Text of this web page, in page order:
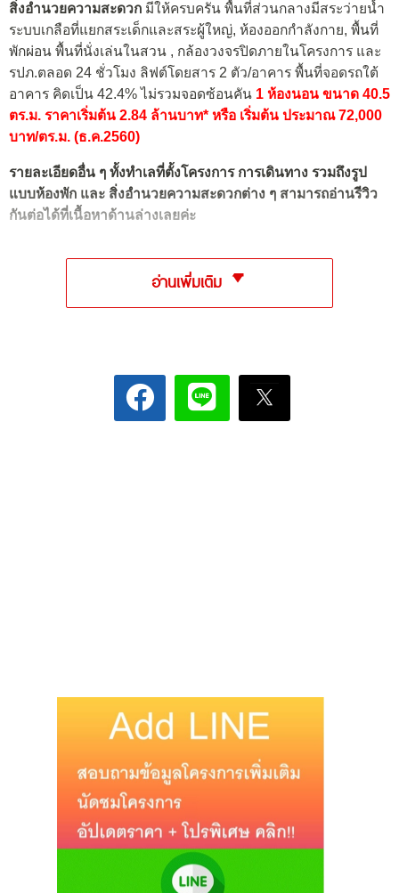
สิ่งอำนวยความสะดวก มีให้ครบครัน พื้นที่ส่วนกลางมีสระว่ายน้ำ
ระบบเกลือที่แยกสระเด็กและสระผู้ใหญ่, ห้องออกกำลังกาย, พื้นที่
พักผ่อน พื้นที่นั่งเล่นในสวน , กล้องวงจรปิดภายในโครงการ และ
รปภ.ตลอด 24 ชั่วโมง ลิฟต์โดยสาร 2 ตัว/อาคาร พื้นที่จอดรถใต้
อาคาร คิดเป็น 42.4% ไม่รวมจอดซ้อนคัน 1 ห้องนอน ขนาด 40.5
ตร.ม. ราคาเริ่มต้น 2.84 ล้านบาท* หรือ เริ่มต้น ประมาณ 72,000
บาท/ตร.ม. (ธ.ค.2560)
รายละเอียดอื่น ๆ ทั้งทำเลที่ตั้งโครงการ การเดินทาง รวมถึงรูป
แบบห้องพัก และ สิ่งอำนวยความสะดวกต่าง ๆ สามารถอ่านรีวิว
กันต่อได้ที่เนื้อหาด้านล่างเลยค่ะ
อ่านเพิ่มเติม